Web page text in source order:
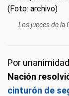
Los jueces de la
Por
Nación
cinturón de